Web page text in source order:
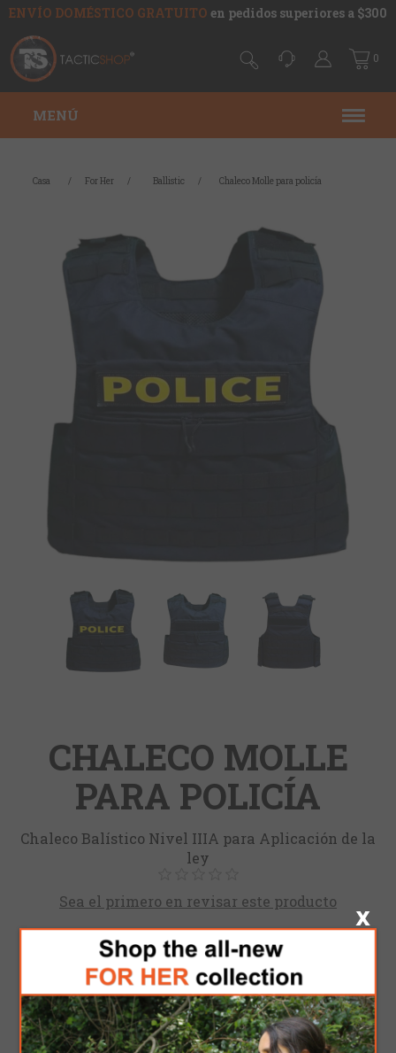
ENVÍO DOMÉSTICO GRATUITO en pedidos superiores a $300
0
MENÚ
Casa / For Her / Ballistic / Chaleco Molle para policía
CHALECO MOLLE
PARA POLICÍA
Chaleco Balístico Nivel IIIA para Aplicación de la
ley
Sea el primero en revisar este producto
Fabricante:
Myform
Sku:
ss120327898
Size *